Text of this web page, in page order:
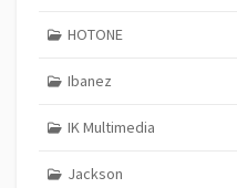
HOTONE
Ibanez
IK Multimedia
Jackson